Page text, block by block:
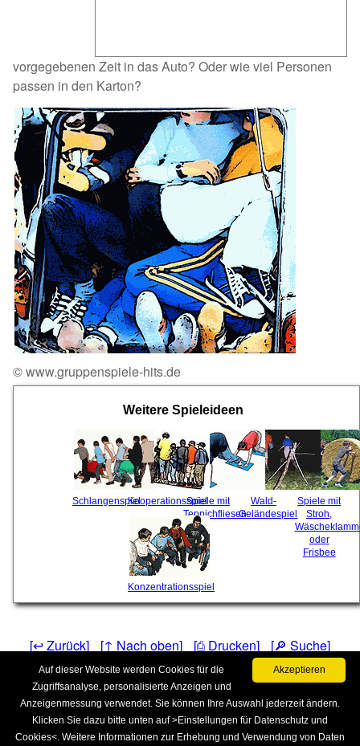
vorgegebenen Zeit in das Auto? Oder wie viel Personen
passen in den Karton?
© www.gruppenspiele-hits.de
Weitere Spieleideen
Spiele mit
Stroh,
oder
Frisbee
Wald-
Geländespiel
Spiele mit
Teppichfliesen
Kooperationsspiel
Schlangenspiel
Konzentrationsspiel
[↩ Zurück] [↑ Nach oben] [⎙ Drucken]
[🔎 Suche]
[📚 Spielebücher]
[Impressum & Kontakt]
Akzeptieren
Auf dieser Website werden Cookies für die
Zugriffsanalyse, personalisierte Anzeigen und
Anzeigenmessung verwendet. Sie können Ihre Auswahl jederzeit ändern.
Klicken Sie dazu bitte unten auf >Einstellungen für Datenschutz und
Cookies<. Weitere Informationen zur Erhebung und Verwendung von Daten